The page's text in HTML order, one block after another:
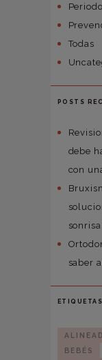
Todas
POSTS
debe
con
sonrisa
saber
ETIQUETAS
BEBÉS